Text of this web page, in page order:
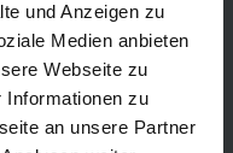
und Anzeigen zu
Medien anbieten
Webseite zu
Informationen zu
an unsere Partner